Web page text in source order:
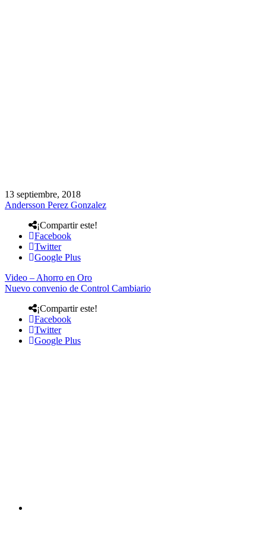
13 septiembre, 2018
Andersson Perez Gonzalez
¡Compartir este!
Facebook
Twitter
Google Plus
Video – Ahorro en Oro
Nuevo convenio de Control Cambiario
¡Compartir este!
Facebook
Twitter
Google Plus